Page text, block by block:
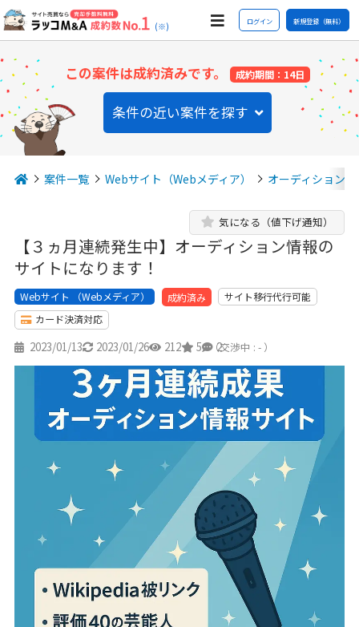
(※) ログイン 新規登録（無料）
この案件は成約済みです。 成約期間：14日
条件の近い案件を探す
案件一覧 Webサイト（Webメディア） オーディション
【３ヵ月連続発生中】オーディション情報の
サイトになります！
気になる（値下げ通知）
Webサイト （Webメディア） 成約済み
サイト移行代行可能
カード決済対応
2023/01/13 2023/01/26 212 5 2
（交渉中 : - ）